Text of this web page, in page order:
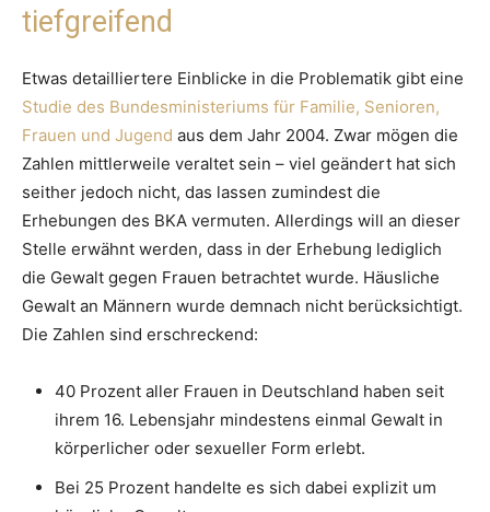
tiefgreifend
Etwas detailliertere Einblicke in die Problematik gibt eine
Studie des Bundesministeriums für Familie, Senioren,
Frauen und Jugend aus dem Jahr 2004. Zwar mögen die
Zahlen mittlerweile veraltet sein – viel geändert hat sich
seither jedoch nicht, das lassen zumindest die
Erhebungen des BKA vermuten. Allerdings will an dieser
Stelle erwähnt werden, dass in der Erhebung lediglich
die Gewalt gegen Frauen betrachtet wurde. Häusliche
Gewalt an Männern wurde demnach nicht berücksichtigt.
Die Zahlen sind erschreckend:
40 Prozent aller Frauen in Deutschland haben seit
ihrem 16. Lebensjahr mindestens einmal Gewalt in
körperlicher oder sexueller Form erlebt.
Bei 25 Prozent handelte es sich dabei explizit um